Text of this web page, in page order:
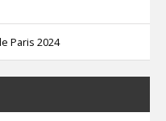
Paris 2024